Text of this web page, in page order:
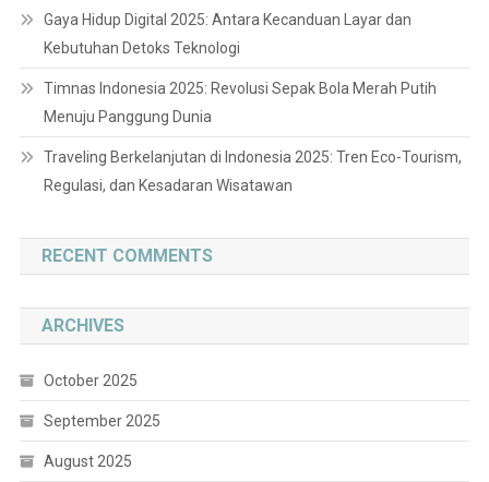
Gaya Hidup Digital 2025: Antara Kecanduan Layar dan
Kebutuhan Detoks Teknologi
Timnas Indonesia 2025: Revolusi Sepak Bola Merah Putih
Menuju Panggung Dunia
Traveling Berkelanjutan di Indonesia 2025: Tren Eco-Tourism,
Regulasi, dan Kesadaran Wisatawan
RECENT COMMENTS
ARCHIVES
October 2025
September 2025
August 2025